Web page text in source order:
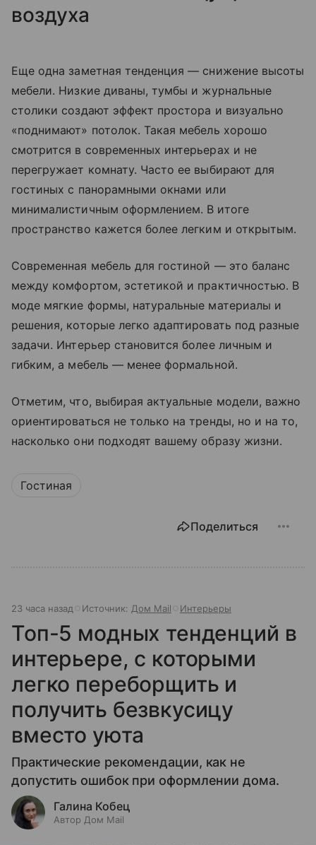
воздуха
Еще одна заметная тенденция — снижение высоты
мебели. Низкие диваны, тумбы и журнальные
столики создают эффект простора и визуально
«поднимают» потолок. Такая мебель хорошо
смотрится в современных интерьерах и не
перегружает комнату. Часто ее выбирают для
гостиных с панорамными окнами или
минималистичным оформлением. В итоге
пространство кажется более легким и открытым.
Современная мебель для гостиной — это баланс
между комфортом, эстетикой и практичностью. В
моде мягкие формы, натуральные материалы и
решения, которые легко адаптировать под разные
задачи. Интерьер становится более личным и
гибким, а мебель — менее формальной.
Отметим, что, выбирая актуальные модели, важно
ориентироваться не только на тренды, но и на то,
насколько они подходят вашему образу жизни.
Гостиная
Поделиться
23 часа назад Источник: Дом Mail Интерьеры
Топ-5 модных тенденций в
интерьере, с которыми
легко переборщить и
получить безвкусицу
вместо уюта
Практические рекомендации, как не
допустить ошибок при оформлении дома.
Галина Кобец
Автор Дом Mail